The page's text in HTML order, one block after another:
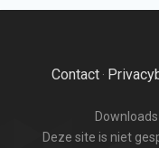
Contact·
Deze site is niet